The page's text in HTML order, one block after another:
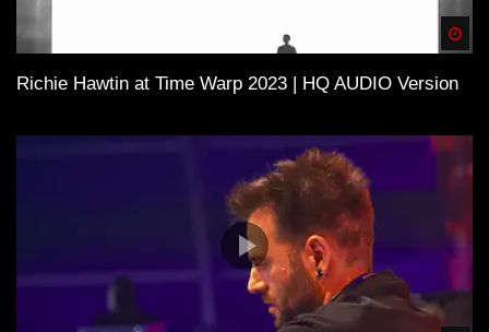
Richie Hawtin at Time Warp 2023 | HQ AUDIO Version